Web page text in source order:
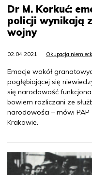
Dr M. Korkuć:
policji wynikają
wojny
02.04.2021 Okupacja
Emocje wokół
pogłębiającej się
się narodowość
bowiem rozliczani ze
narodowości – mówi PAP
Krakowie.